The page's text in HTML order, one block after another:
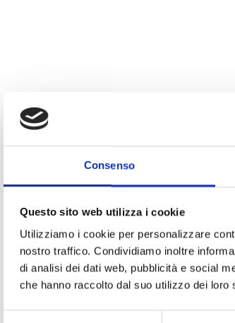
Consenso
Questo sito web utilizza i cookie
Utilizziamo i cookie per personalizzare
nostro traffico. Condividiamo inoltre
di analisi dei dati web, pubblicità e social
che hanno raccolto dal suo utilizzo dei loro